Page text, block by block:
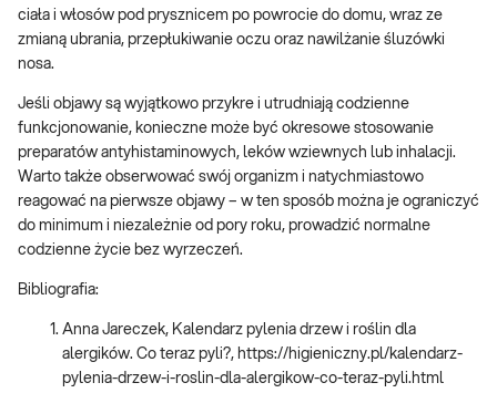
ciała i włosów pod prysznicem po powrocie do domu, wraz ze
zmianą ubrania, przepłukiwanie oczu oraz nawilżanie śluzówki
nosa.
Jeśli objawy są wyjątkowo przykre i utrudniają codzienne
funkcjonowanie, konieczne może być okresowe stosowanie
preparatów antyhistaminowych, leków wziewnych lub inhalacji.
Warto także obserwować swój organizm i natychmiastowo
reagować na pierwsze objawy – w ten sposób można je ograniczyć
do minimum i niezależnie od pory roku, prowadzić normalne
codzienne życie bez wyrzeczeń.
Bibliografia:
Anna Jareczek, Kalendarz pylenia drzew i roślin dla
alergików. Co teraz pyli?, https://higieniczny.pl/kalendarz-
pylenia-drzew-i-roslin-dla-alergikow-co-teraz-pyli.html